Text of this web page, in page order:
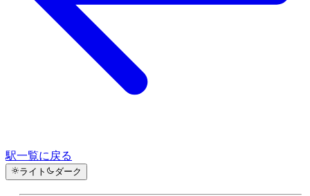
駅一覧に戻る
ライト ダーク